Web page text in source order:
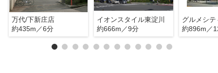
万代/下新庄店
約435m／6分
イオンスタイル東淀川
約666m／9分
約896m／